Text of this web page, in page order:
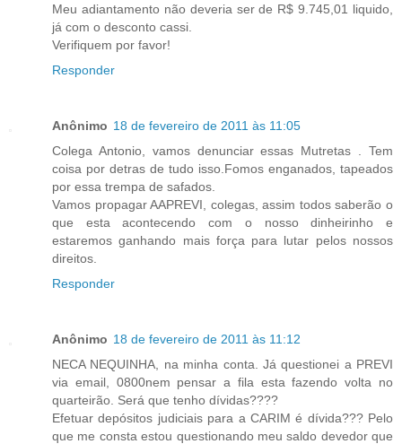
Meu adiantamento não deveria ser de R$ 9.745,01 liquido,
já com o desconto cassi.
Verifiquem por favor!
Responder
Anônimo 18 de fevereiro de 2011 às 11:05
Colega Antonio, vamos denunciar essas Mutretas . Tem
coisa por detras de tudo isso.Fomos enganados, tapeados
por essa trempa de safados.
Vamos propagar AAPREVI, colegas, assim todos saberão o
que esta acontecendo com o nosso dinheirinho e
estaremos ganhando mais força para lutar pelos nossos
direitos.
Responder
Anônimo 18 de fevereiro de 2011 às 11:12
NECA NEQUINHA, na minha conta. Já questionei a PREVI
via email, 0800nem pensar a fila esta fazendo volta no
quarteirão. Será que tenho dívidas????
Efetuar depósitos judiciais para a CARIM é dívida??? Pelo
que me consta estou questionando meu saldo devedor que